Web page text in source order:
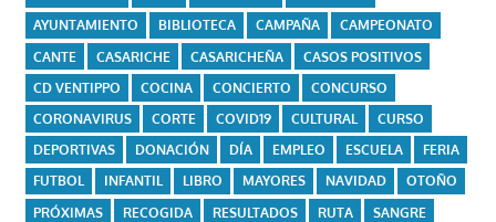
AYUNTAMIENTO
BIBLIOTECA CAMPAÑA
CAMPEONATO
CANTE
CASARICHE CASARICHEÑA
CASOS POSITIVOS
CD VENTIPPO
COCINA CONCIERTO
CONCURSO
CORONAVIRUS
CORTE COVID19 CULTURAL
CURSO
DEPORTIVAS
DONACIÓN DÍA EMPLEO ESCUELA
FERIA
FUTBOL
INFANTIL LIBRO MAYORES NAVIDAD
OTOÑO
PRÓXIMAS
RECOGIDA RESULTADOS RUTA
SANGRE